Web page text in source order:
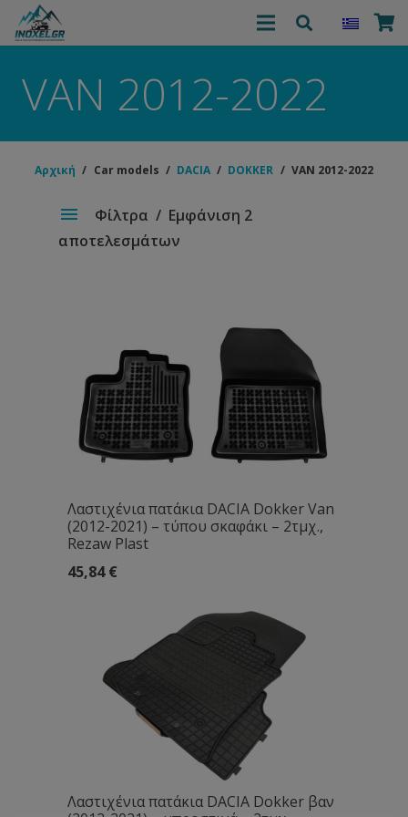
VAN 2012-2022
Αρχική / Car models / DACIA / DOKKER / VAN 2012-2022
Φίλτρα
Εμφάνιση 2
αποτελεσμάτων
Λαστιχένια πατάκια DACIA Dokker Van
(2012-2021) – τύπου σκαφάκι – 2τμχ.,
Rezaw Plast
45,84€
Λαστιχένια πατάκια DACIA Dokker βαν